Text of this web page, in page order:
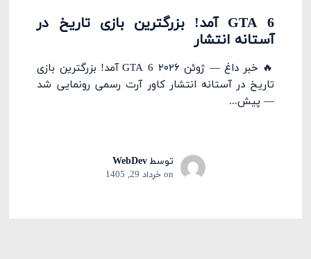
GTA 6 آمد! بزرگترین بازی تاریخ در
آستانه انتشار
🔥 خبر داغ — ژوئن ۲۰۲۶ GTA 6 آمد! بزرگترین بازی
تاریخ در آستانه انتشار کاور آرت رسمی رونمایی شد
— پیش...
توسطWebDev
onخرداد 29, 1405